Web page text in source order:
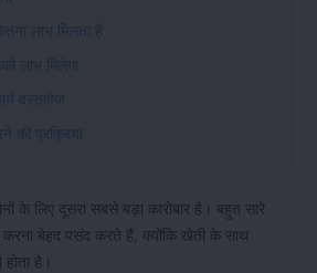
लाभ मिलता है
लाभ मिलेगा
दस्तावेज
प्रक्रिया
के लिए दूसरा सबसे बड़ा कारोबार है। बहुत सारे
करना बेहद पसंद करते हैं, क्योंकि खेती के साथ
है।